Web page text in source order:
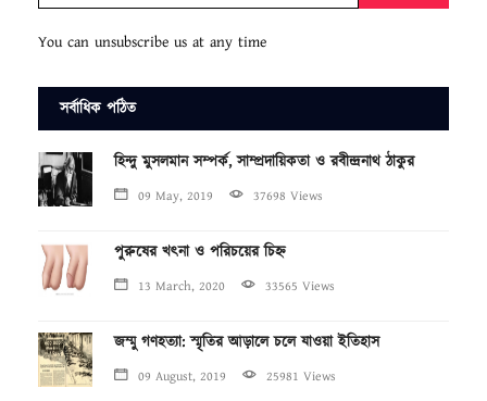
You can unsubscribe us at any time
সর্বাধিক পঠিত
হিন্দু মুসলমান সম্পর্ক, সাম্প্রদায়িকতা ও রবীন্দ্রনাথ ঠাকুর
09 May, 2019 37698 Views
পুরুষের খৎনা ও পরিচয়ের চিহ্ন
13 March, 2020 33565 Views
জম্মু গণহত্যা: স্মৃতির আড়ালে চলে যাওয়া ইতিহাস
09 August, 2019 25981 Views